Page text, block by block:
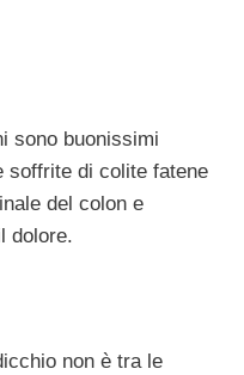
sono buonissimi
soffrite di colite fatene
del colon e
dolore.
non è tra le